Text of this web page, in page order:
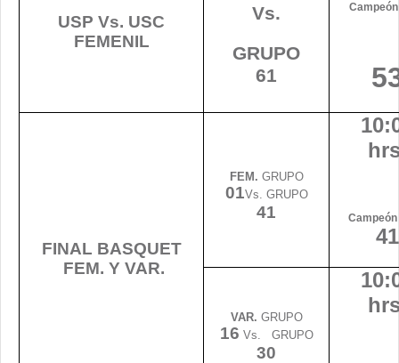
USP Vs. USC
FEMENIL
Vs.
GRUPO
61
FINAL BASQUET
FEM. Y VAR.
FEM. GRUPO
01Vs. GRUPO
41 Campeón
41
VAR. GRUPO
16 Vs. GRUPO
30